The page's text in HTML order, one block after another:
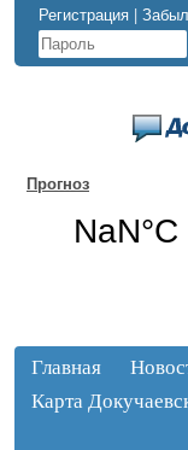
Регистрация |
Прогноз
Главная
Карта